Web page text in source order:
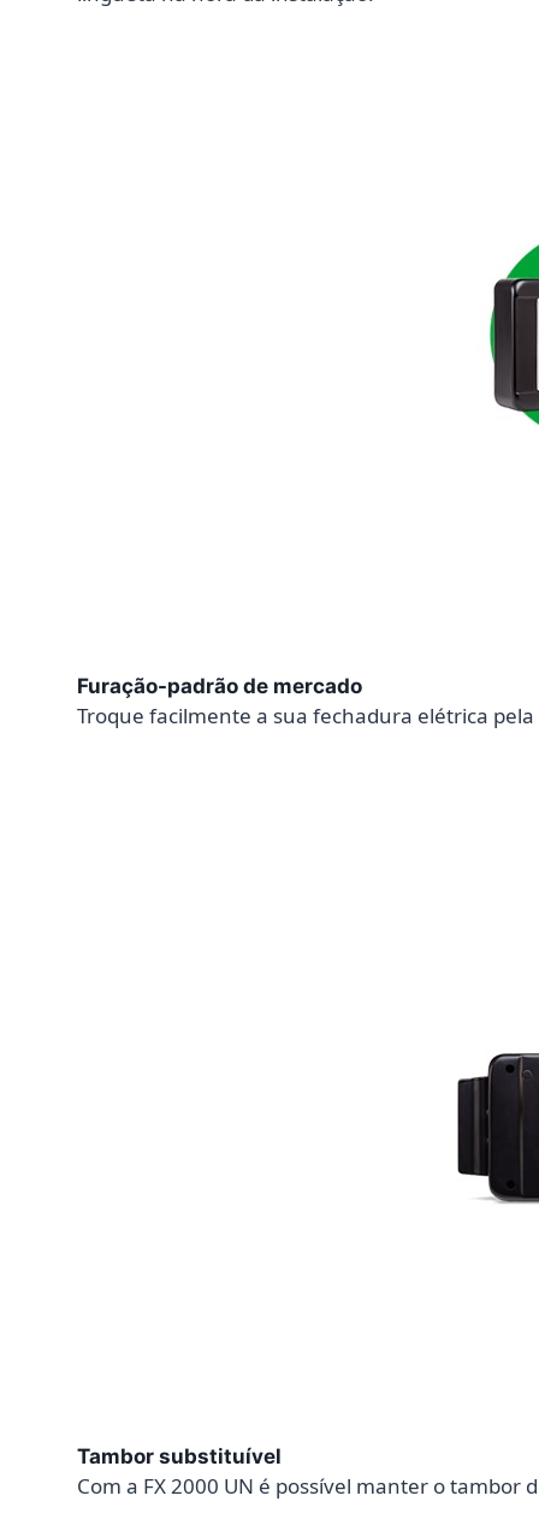
Furação-padrão de mercado
Troque facilmente a sua fechadura elétrica
Tambor substituível
Com a FX 2000 UN é possível manter o